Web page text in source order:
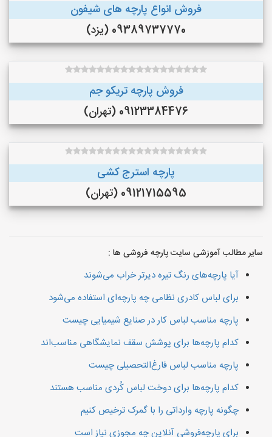
فروش انواع پارچه های شیفون
09389737770 (یزد)
فروش پارچه تریکو جم
09123384476 (تهران)
پارچه استرج کشی
09121715595 (تهران)
سایر مطالب آموزشی سایت پارچه فروشی ها :
آیا پارچه‌های رنگ تیره دیرتر خراب می‌شوند
برای لباس کادری نظامی چه پارچه‌ای استفاده می‌شود
پارچه مناسب لباس کار در صنایع شیمیایی چیست
کدام پارچه‌ها برای پوشش سقف نمایشگاهی مناسب‌اند
پارچه مناسب لباس فارغ‌التحصیلی چیست
کدام پارچه‌ها برای دوخت لباس کُردی مناسب هستند
چگونه پارچه وارداتی را با گمرک ترخیص کنیم
برای پارچه‌فروشی آنلاین چه مجوزی نیاز است